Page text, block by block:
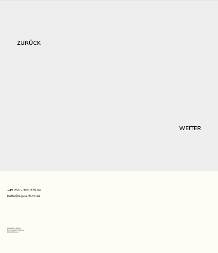
ZURÜCK
WEITER
regularform GmbH
Sentmaringer Weg 74a
48151 Münster
+49 251 – 265 270 04
hello@regularform.de